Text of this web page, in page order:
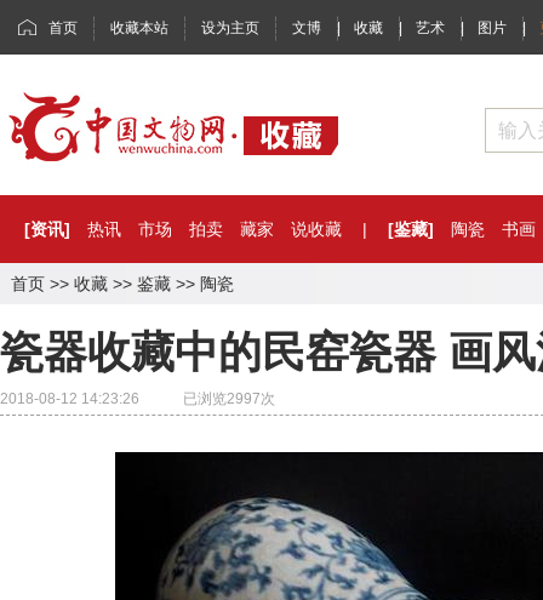
首页 收藏本站 设为主页 文博 | 收藏 | 艺术 | 图片 |
[资讯] 热讯 市场 拍卖 藏家 说收藏 | [鉴藏] 陶瓷 书画
首页 >> 收藏 >> 鉴藏 >> 陶瓷
瓷器收藏中的民窑瓷器 画
2018-08-12 14:23:26 已浏览2997次